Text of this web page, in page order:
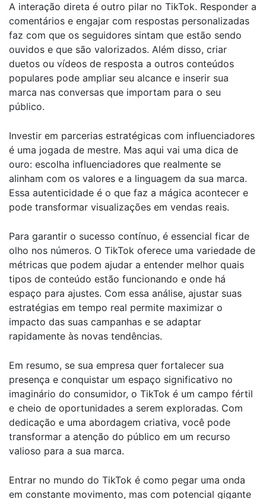
A interação direta é outro pilar no TikTok. Responder a
comentários e engajar com respostas personalizadas
faz com que os seguidores sintam que estão sendo
ouvidos e que são valorizados. Além disso, criar
duetos ou vídeos de resposta a outros conteúdos
populares pode ampliar seu alcance e inserir sua
marca nas conversas que importam para o seu
público.
Investir em parcerias estratégicas com influenciadores
é uma jogada de mestre. Mas aqui vai uma dica de
ouro: escolha influenciadores que realmente se
alinham com os valores e a linguagem da sua marca.
Essa autenticidade é o que faz a mágica acontecer e
pode transformar visualizações em vendas reais.
Para garantir o sucesso contínuo, é essencial ficar de
olho nos números. O TikTok oferece uma variedade de
métricas que podem ajudar a entender melhor quais
tipos de conteúdo estão funcionando e onde há
espaço para ajustes. Com essa análise, ajustar suas
estratégias em tempo real permite maximizar o
impacto das suas campanhas e se adaptar
rapidamente às novas tendências.
Em resumo, se sua empresa quer fortalecer sua
presença e conquistar um espaço significativo no
imaginário do consumidor, o TikTok é um campo fértil
e cheio de oportunidades a serem exploradas. Com
dedicação e uma abordagem criativa, você pode
transformar a atenção do público em um recurso
valioso para a sua marca.
Entrar no mundo do TikTok é como pegar uma onda
em constante movimento, mas com potencial gigante